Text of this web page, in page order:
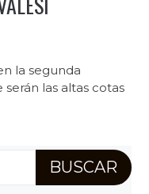
la segunda
las altas cotas